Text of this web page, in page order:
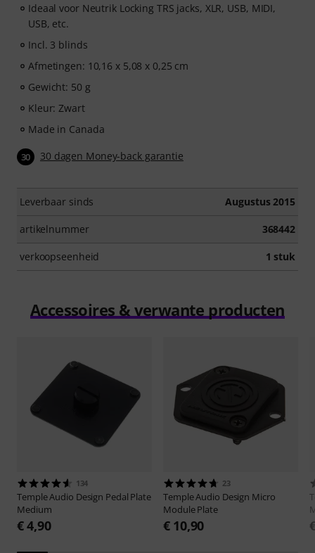
Ideaal voor Neutrik Locking TRS jacks, XLR, USB, MIDI,
USB, etc.
Incl. 3 blinds
Afmetingen: 10,16 x 5,08 x 0,25 cm
Gewicht: 50 g
Kleur: Zwart
Made in Canada
30 30 dagen Money-back garantie
Leverbaar sinds Augustus 2015
artikelnummer 368442
verkoopseenheid 1 stuk
Accessoires & verwante producten
134
Temple Audio Design Pedal Plate
Medium
€ 4,90
23
Temple Audio Design Micro
Module Plate
€ 10,90